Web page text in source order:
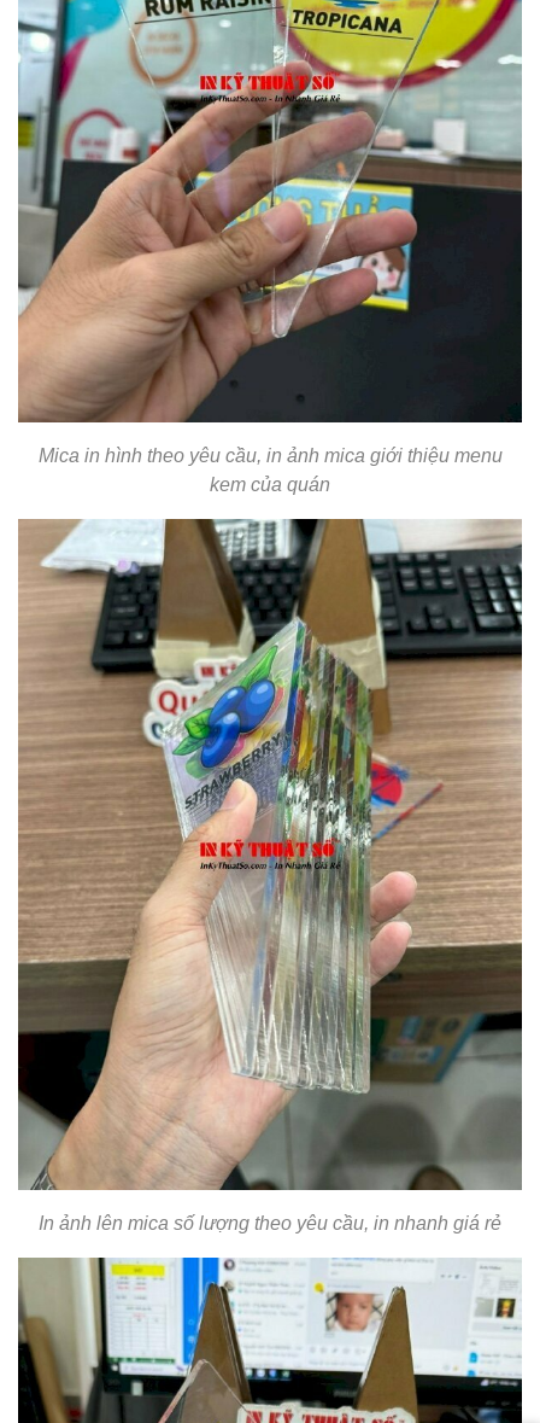
Mica in hình theo yêu cầu, in ảnh mica giới thiệu menu
kem của quán
In ảnh lên mica số lượng theo yêu cầu, in nhanh giá rẻ